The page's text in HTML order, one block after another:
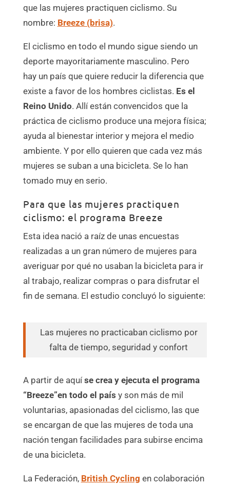
que las mujeres practiquen ciclismo. Su
nombre: Breeze (brisa).
El ciclismo en todo el mundo sigue siendo un
deporte mayoritariamente masculino. Pero
hay un país que quiere reducir la diferencia que
existe a favor de los hombres ciclistas. Es el
Reino Unido. Allí están convencidos que la
práctica de ciclismo produce una mejora física;
ayuda al bienestar interior y mejora el medio
ambiente. Y por ello quieren que cada vez más
mujeres se suban a una bicicleta. Se lo han
tomado muy en serio.
Para que las mujeres practiquen
ciclismo: el programa Breeze
Esta idea nació a raíz de unas encuestas
realizadas a un gran número de mujeres para
averiguar por qué no usaban la bicicleta para ir
al trabajo, realizar compras o para disfrutar el
fin de semana. El estudio concluyó lo siguiente:
Las mujeres no practicaban ciclismo por
falta de tiempo, seguridad y confort
A partir de aquíse crea y ejecuta el programa
“Breeze”en todo el país y son más de mil
voluntarias, apasionadas del ciclismo, las que
se encargan de que las mujeres de toda una
nación tengan facilidades para subirse encima
de una bicicleta.
La Federación, British Cycling en colaboración